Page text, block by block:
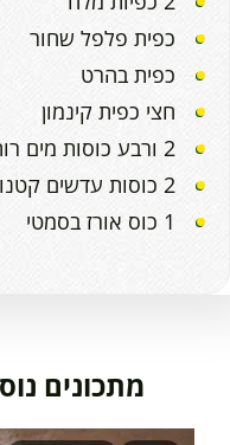
כפית פלפל שחור
כפית בהרט
חצי כפית קינמון
2 ורבע כוסות מים רותחים
2 כוסות עדשים קטנות ירוקות או שחורות, מבושלות
1 כוס אורז בסמטי
מתכונים